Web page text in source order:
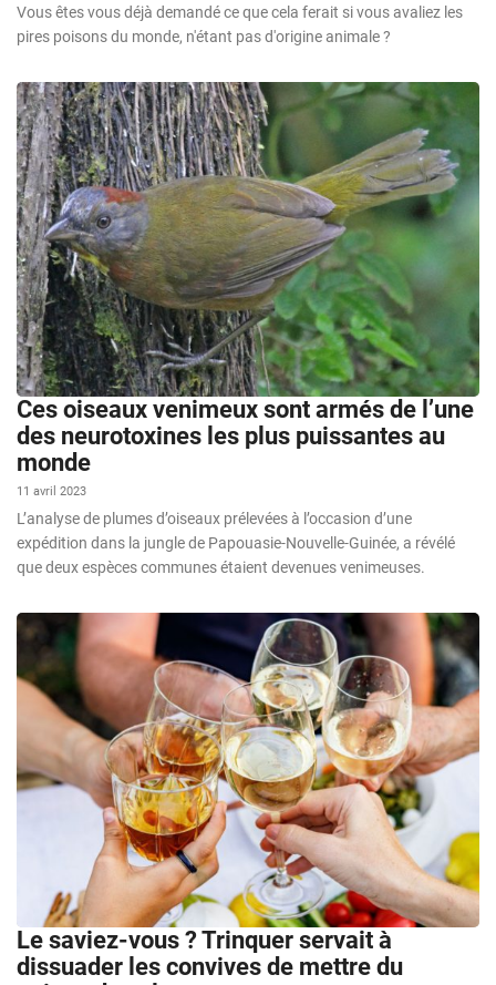
Vous êtes vous déjà demandé ce que cela ferait si vous avaliez les
pires poisons du monde, n'étant pas d'origine animale ?
Ces oiseaux venimeux sont armés de l’une
des neurotoxines les plus puissantes au
monde
11 avril 2023
L’analyse de plumes d’oiseaux prélevées à l’occasion d’une
expédition dans la jungle de Papouasie-Nouvelle-Guinée, a révélé
que deux espèces communes étaient devenues venimeuses.
Le saviez-vous ? Trinquer servait à
dissuader les convives de mettre du